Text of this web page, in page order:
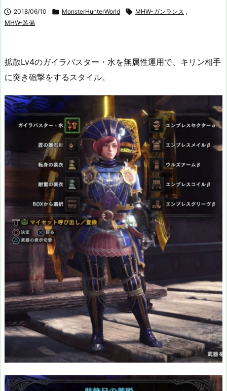
 2018/06/10  MonsterHunterWorld  MHW-ガンランス ,
MHW-装備
拡散Lv4のガイラバスター・水を無属性運用で、キリン相手
に突き砲撃をするスタイル。